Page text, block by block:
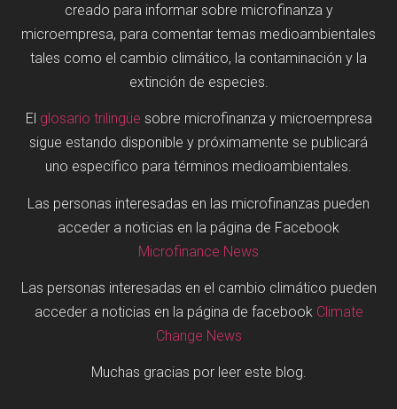
creado para informar sobre microfinanza y
microempresa, para comentar temas medioambientales
tales como el cambio climático, la contaminación y la
extinción de especies.
El glosario trilingüe sobre microfinanza y microempresa
sigue estando disponible y próximamente se publicará
uno específico para términos medioambientales.
Las personas interesadas en las microfinanzas pueden
acceder a noticias en la página de Facebook
Microfinance News
Las personas interesadas en el cambio climático pueden
acceder a noticias en la página de facebook Climate
Change News
Muchas gracias por leer este blog.